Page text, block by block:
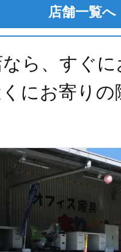
店舗一覧へ
ら、すぐ
にお寄り